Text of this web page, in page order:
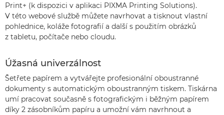
Print+ (k dispozici v aplikaci PIXMA Printing Solutions).
V této webové službě můžete navrhovat a tisknout vlastní
pohlednice, koláže fotografií a další s použitím obrázků
z tabletu, počítače nebo cloudu.
Úžasná univerzálnost
Šetřete papírem a vytvářejte profesionální oboustranné
dokumenty s automatickým oboustranným tiskem. Tiskárna
umí pracovat současně s fotografickým i běžným papírem
díky 2 zásobníkům papíru a umožní vám navrhnout a